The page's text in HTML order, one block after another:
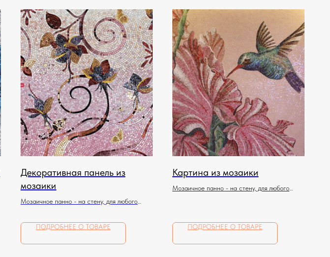
Декоративная панель из
мозаики
Мозаичное панно - на стену, для любого
ПОДРОБНЕЕ О ТОВАРЕ
Картина из мозаики
Мозаичное панно - на стену, для любого
ПОДРОБНЕЕ О ТОВАРЕ